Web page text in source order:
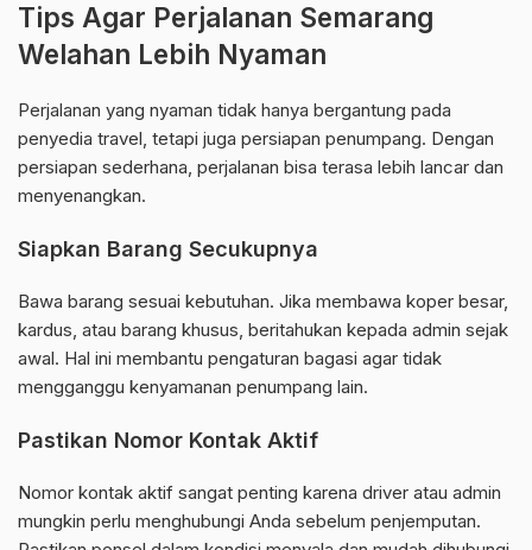
Tips Agar Perjalanan Semarang
Welahan Lebih Nyaman
Perjalanan yang nyaman tidak hanya bergantung pada
penyedia travel, tetapi juga persiapan penumpang. Dengan
persiapan sederhana, perjalanan bisa terasa lebih lancar dan
menyenangkan.
Siapkan Barang Secukupnya
Bawa barang sesuai kebutuhan. Jika membawa koper besar,
kardus, atau barang khusus, beritahukan kepada admin sejak
awal. Hal ini membantu pengaturan bagasi agar tidak
mengganggu kenyamanan penumpang lain.
Pastikan Nomor Kontak Aktif
Nomor kontak aktif sangat penting karena driver atau admin
mungkin perlu menghubungi Anda sebelum penjemputan.